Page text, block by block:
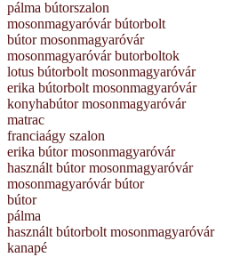
pálma bútorszalon
mosonmagyaróvár bútorbolt
bútor mosonmagyaróvár
mosonmagyaróvár butorboltok
lotus bútorbolt mosonmagyaróvár
erika bútorbolt mosonmagyaróvár
konyhabútor mosonmagyaróvár
matrac
franciaágy szalon
erika bútor mosonmagyaróvár
használt bútor mosonmagyaróvár
mosonmagyaróvár bútor
bútor
pálma
használt bútorbolt mosonmagyaróvár
kanapé